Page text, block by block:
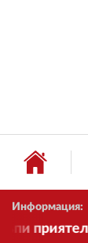
Информация:
приятели!